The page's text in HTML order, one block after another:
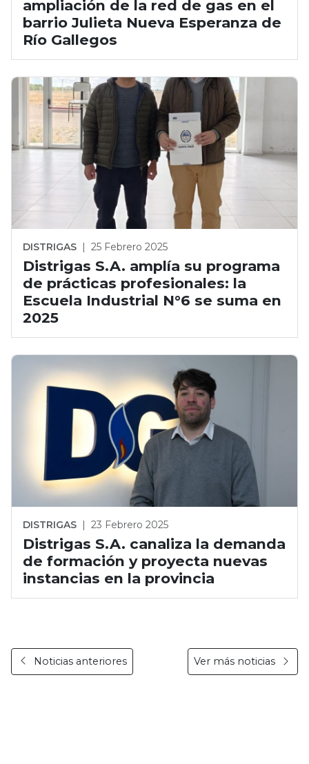
ampliación de la red de gas en el
barrio Julieta Nueva Esperanza de
Río Gallegos
DISTRIGAS | 25 Febrero 2025
Distrigas S.A. amplía su programa
de prácticas profesionales: la
Escuela Industrial N°6 se suma en
2025
DISTRIGAS | 23 Febrero 2025
Distrigas S.A. canaliza la demanda
de formación y proyecta nuevas
instancias en la provincia
Noticias anteriores Ver más noticias